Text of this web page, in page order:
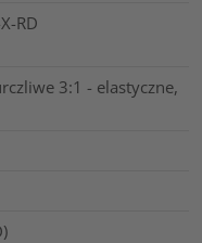
RD
3:1 - elastyczne,